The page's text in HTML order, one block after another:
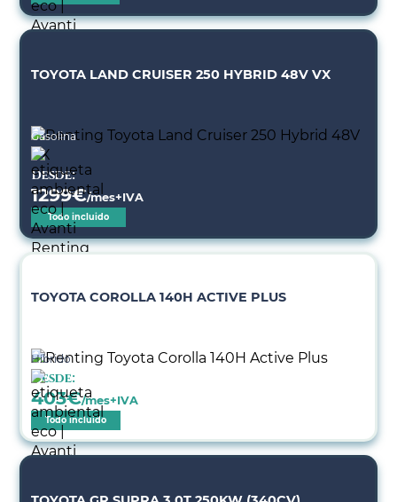
TOYOTA LAND CRUISER 250 HYBRID 48V VX
Gasolina
Desde:
1299€/mes+IVA
Todo incluido
TOYOTA COROLLA 140H ACTIVE PLUS
Híbrido
Desde:
403€/mes+IVA
Todo incluido